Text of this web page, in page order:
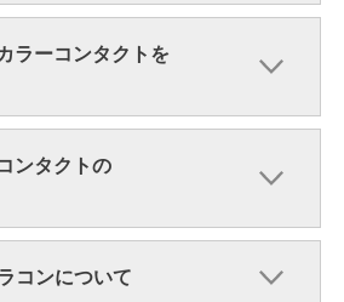
ラーコンタクトを
ンタクトの
コンについて